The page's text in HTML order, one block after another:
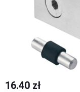
16.40 zł